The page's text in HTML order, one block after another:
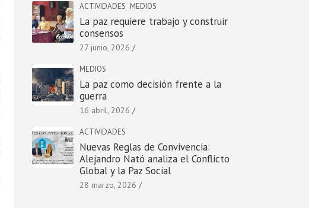
ACTIVIDADES MEDIOS
La paz requiere trabajo y construir
consensos
27 junio, 2026
MEDIOS
La paz como decisión frente a la
guerra
16 abril, 2026
ACTIVIDADES
Nuevas Reglas de Convivencia:
Alejandro Nató analiza el Conflicto
Global y la Paz Social
28 marzo, 2026